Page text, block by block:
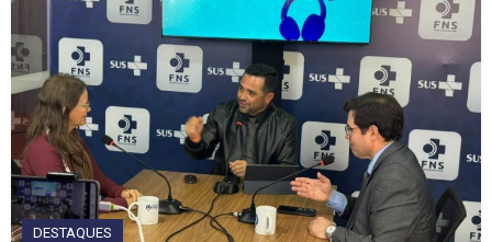
DESTAQUES